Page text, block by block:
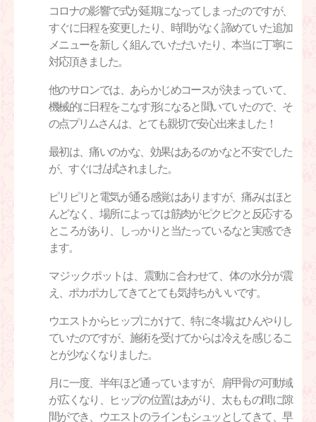
コロナの影響で式が延期になってしまったのですが、
すぐに日程を変更したり、時間がなく諦めていた追加
メニューを新しく組んでいただいたり、本当に丁寧に
対応頂きました。
他のサロンでは、あらかじめコースが決まっていて、
機械的に日程をこなす形になると聞いていたので、そ
の点プリムさんは、とても親切で安心出来ました！
最初は、痛いのかな、効果はあるのかなと不安でした
が、すぐに払拭されました。
ピリピリと電気が通る感覚はありますが、痛みはほと
んどなく、場所によっては筋肉がピクピクと反応する
ところがあり、しっかりと当たっているなと実感でき
ます。
マジックポットは、震動に合わせて、体の水分が震
え、ポカポカしてきてとても気持ちがいいです。
ウエストからヒップにかけて、特に冬場はひんやりし
ていたのですが、施術を受けてからは冷えを感じるこ
とが少なくなりました。
月に一度、半年ほど通っていますが、肩甲骨の可動域
が広くなり、ヒップの位置はあがり、太ももの間に隙
間ができ、ウエストのラインもシュッとしてきて、早